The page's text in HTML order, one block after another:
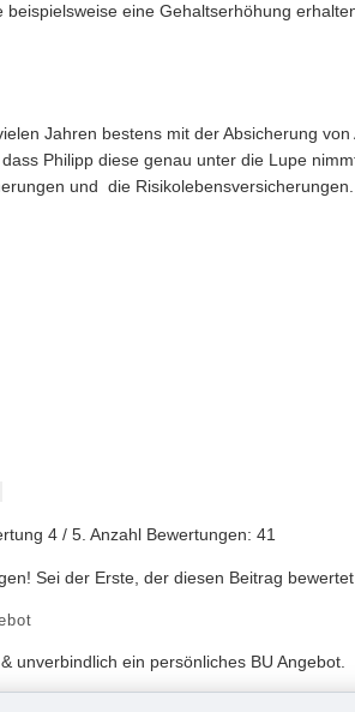
beispielsweise eine Gehaltserhöhung
Jahren bestens mit der Absicherung
Philipp diese genau unter die Lupe
und die Risikolebensversicherungen.
4 / 5. Anzahl Bewertungen: 41
Sei der Erste, der diesen Beitrag
unverbindlich ein persönliches BU Angebot.